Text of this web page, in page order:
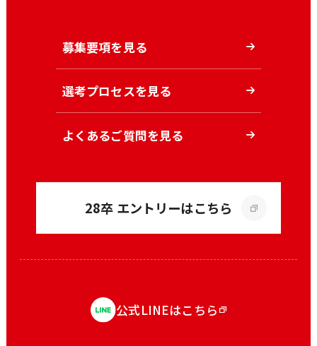
募集要項を見る
選考プロセスを見る
よくあるご質問を見る
28卒 エントリーはこちら
公式LINEはこちら